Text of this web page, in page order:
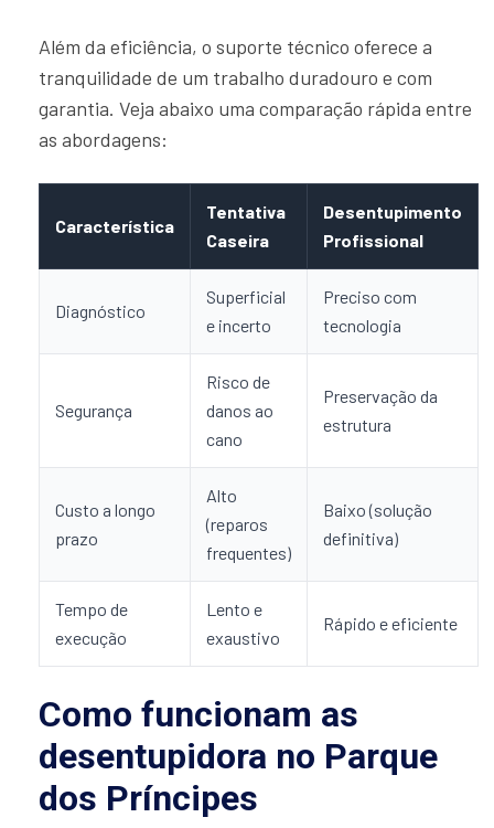
Além da eficiência, o suporte técnico oferece a
tranquilidade de um trabalho duradouro e com
garantia. Veja abaixo uma comparação rápida entre
as abordagens:
Característica
Tentativa
Caseira
Desentupimento
Profissional
Diagnóstico
Superficial
e incerto
Preciso com
tecnologia
Segurança
Risco de
danos ao
cano
Preservação da
estrutura
Custo a longo
prazo
Alto
(reparos
frequentes)
Baixo (solução
definitiva)
Tempo de
execução
Lento e
exaustivo
Rápido e eficiente
Como funcionam as
desentupidora no Parque
dos Príncipes